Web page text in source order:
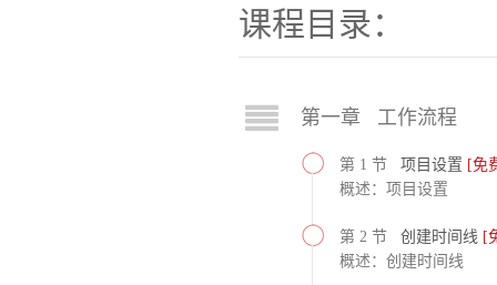
课程目录：
第一章 工作流程
第 1 节 项目设置 [免
概述：项目设置
第 2 节 创建时间线 [
概述：创建时间线